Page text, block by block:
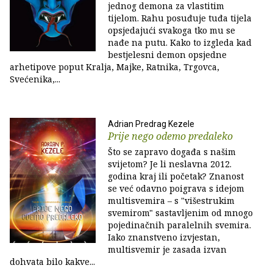
jednog demona za vlastitim
tijelom. Rahu posuđuje tuđa tijela
opsjedajući svakoga tko mu se
nađe na putu. Kako to izgleda kad
bestjelesni demon opsjedne
arhetipove poput Kralja, Majke, Ratnika, Trgovca,
Svećenika,...
Adrian Predrag Kezele
Prije nego odemo predaleko
Što se zapravo događa s našim
svijetom? Je li neslavna 2012.
godina kraj ili početak? Znanost
se već odavno poigrava s idejom
multisvemira – s "višestrukim
svemirom" sastavljenim od mnogo
pojedinačnih paralelnih svemira.
Iako znanstveno izvjestan,
multisvemir je zasada izvan
dohvata bilo kakve...